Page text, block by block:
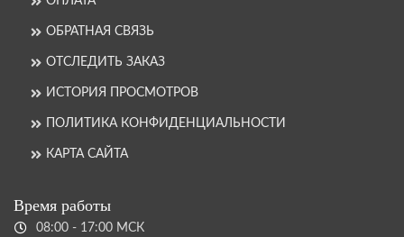
ОБРАТНАЯ СВЯЗЬ
ОТСЛЕДИТЬ ЗАКАЗ
ИСТОРИЯ ПРОСМОТРОВ
ПОЛИТИКА КОНФИДЕНЦИАЛЬНОСТИ
КАРТА САЙТА
Время работы
08:00 - 17:00 МСК